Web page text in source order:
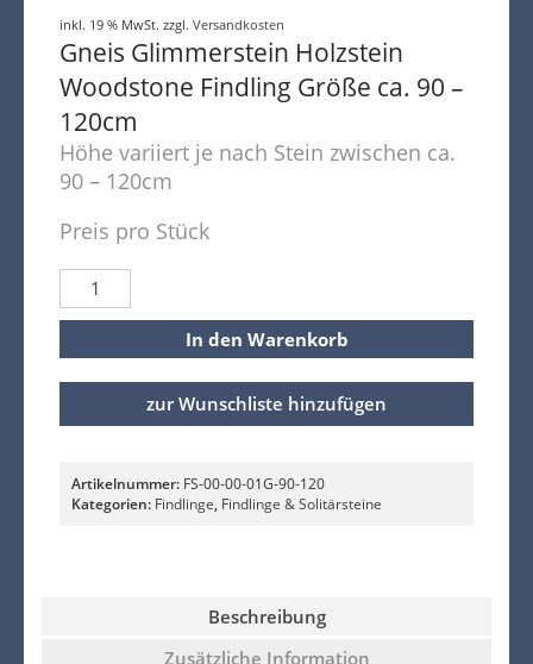
inkl. 19 % MwSt. zzgl. Versandkosten
Gneis Glimmerstein Holzstein
Woodstone Findling Größe ca. 90 –
120cm
Höhe variiert je nach Stein zwischen ca.
90 – 120cm
Preis pro Stück
In den Warenkorb
zur Wunschliste hinzufügen
Artikelnummer: FS-00-00-01G-90-120
Kategorien: Findlinge, Findlinge & Solitärsteine
Beschreibung
Zusätzliche Information